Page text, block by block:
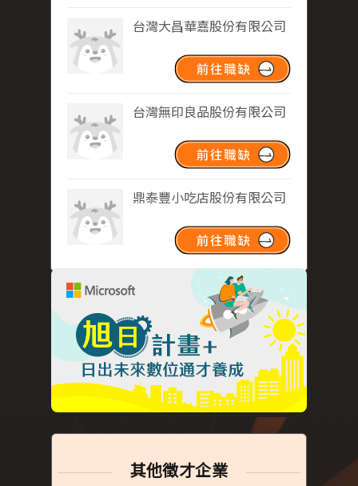
台灣大昌華嘉股份有限公司
台灣無印良品股份有限公司
鼎泰豐小吃店股份有限公司
其他徵才企業